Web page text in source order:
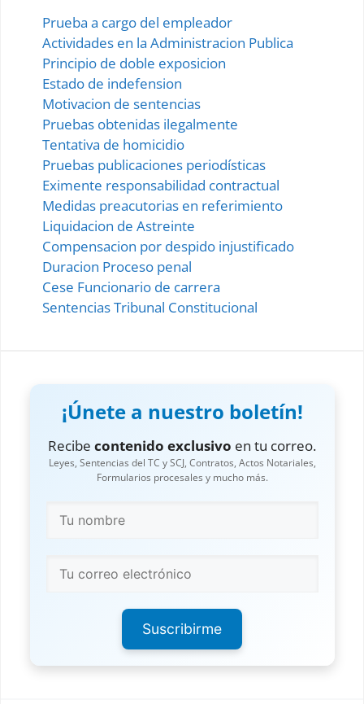
Prueba a cargo del empleador
Actividades en la Administracion Publica
Principio de doble exposicion
Estado de indefension
Motivacion de sentencias
Pruebas obtenidas ilegalmente
Tentativa de homicidio
Pruebas publicaciones periodísticas
Eximente responsabilidad contractual
Medidas preacutorias en referimiento
Liquidacion de Astreinte
Compensacion por despido injustificado
Duracion Proceso penal
Cese Funcionario de carrera
Sentencias Tribunal Constitucional
¡Únete a nuestro boletín!
Recibe contenido exclusivo en tu correo.
Leyes, Sentencias del TC y SCJ, Contratos, Actos Notariales,
Formularios procesales y mucho más.
Suscribirme